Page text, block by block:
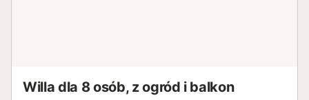
Willa dla 8 osób, z ogród i balkon